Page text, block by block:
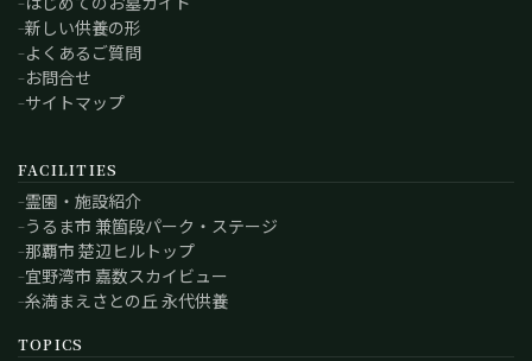
新しい供養の形
よくあるご質問
お問合せ
サイトマップ
FACILITIES
霊園・施設紹介
うるま市 兼箇段パーク・ステージ
那覇市 楚辺ヒルトップ
宜野湾市 嘉数スカイビュー
糸満まえさとの丘 永代供養
TOPICS